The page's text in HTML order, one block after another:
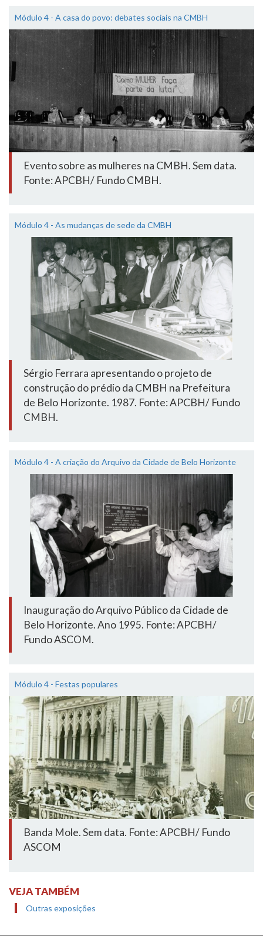
Módulo 4 - A casa do povo: debates sociais na CMBH
Evento sobre as mulheres na CMBH. Sem data.
Fonte: APCBH/ Fundo CMBH.
Módulo 4 - As mudanças de sede da CMBH
Sérgio Ferrara apresentando o projeto de
construção do prédio da CMBH na Prefeitura
de Belo Horizonte. 1987. Fonte: APCBH/ Fundo
CMBH.
Módulo 4 - A criação do Arquivo da Cidade de Belo Horizonte
Inauguração do Arquivo Público da Cidade de
Belo Horizonte. Ano 1995. Fonte: APCBH/
Fundo ASCOM.
Módulo 4 - Festas populares
Banda Mole. Sem data. Fonte: APCBH/ Fundo
ASCOM
VEJA TAMBÉM
Outras exposições